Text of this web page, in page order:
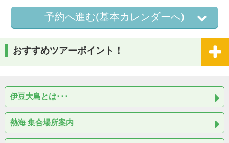
予約へ進む(基本カレンダーへ)
おすすめツアーポイント！
伊豆大島とは･･･
熱海 集合場所案内